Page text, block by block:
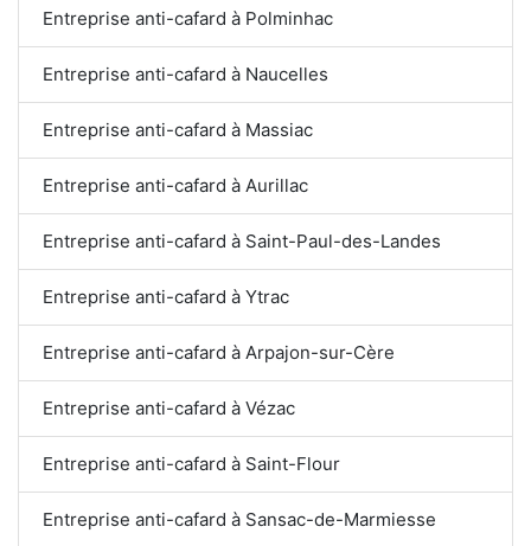
Entreprise anti-cafard à Polminhac
Entreprise anti-cafard à Naucelles
Entreprise anti-cafard à Massiac
Entreprise anti-cafard à Aurillac
Entreprise anti-cafard à Saint-Paul-des-Landes
Entreprise anti-cafard à Ytrac
Entreprise anti-cafard à Arpajon-sur-Cère
Entreprise anti-cafard à Vézac
Entreprise anti-cafard à Saint-Flour
Entreprise anti-cafard à Sansac-de-Marmiesse